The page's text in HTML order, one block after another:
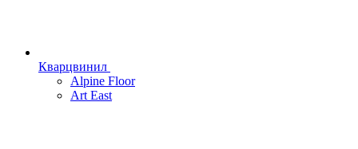
Кварцвинил
Alpine Floor
Art East